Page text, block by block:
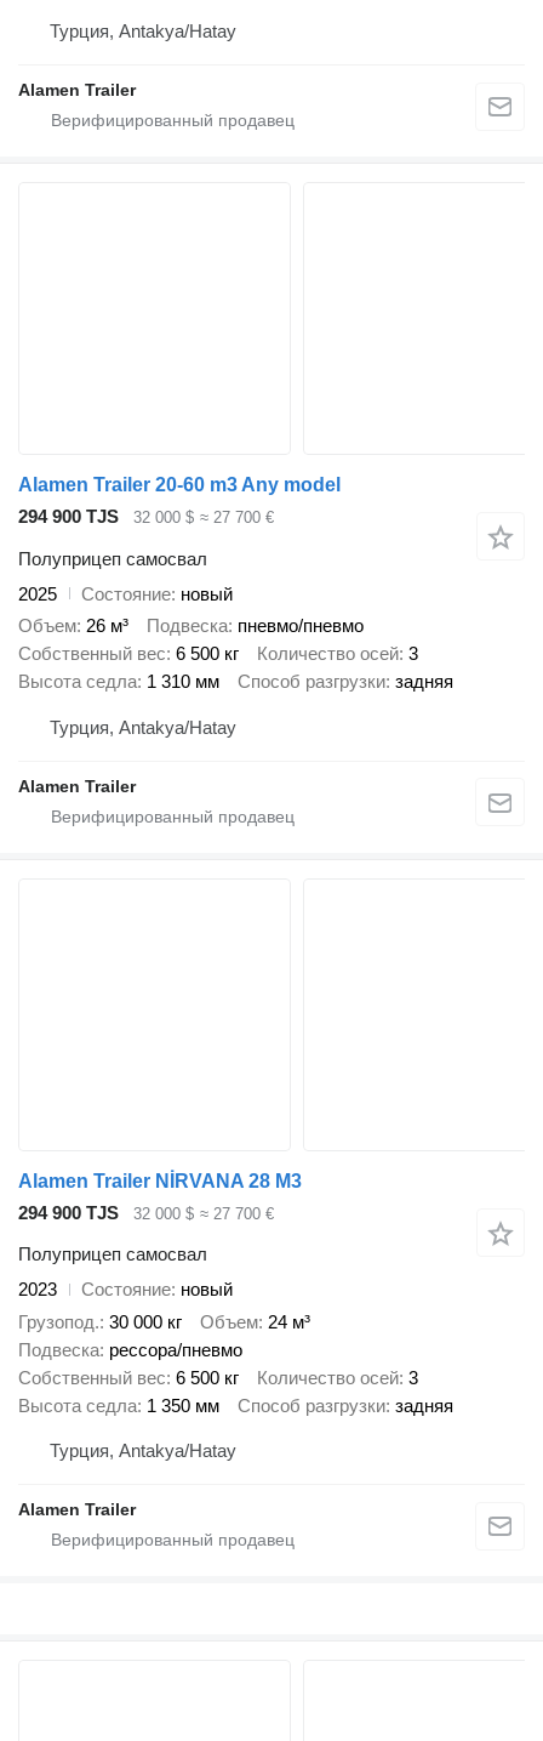
Турция, Antakya/Hatay
Alamen Trailer
Alamen Trailer 20-60 m3 Any model
294 900 TJS
32 000 $ ≈ 27 700 €
Полуприцеп самосвал
2025
Состояние новый
Объем 26 м³ Подвеска пневмо/пневмо
Собственный вес 6 500 кг Количество осей 3
Высота седла 1 310 мм Способ разгрузки задняя
Турция, Antakya/Hatay
Alamen Trailer
Alamen Trailer NİRVANA 28 M3
294 900 TJS
32 000 $ ≈ 27 700 €
Полуприцеп самосвал
2023
Состояние новый
Грузопод. 30 000 кг Объем 24 м³
Подвеска рессора/пневмо
Собственный вес 6 500 кг Количество осей 3
Высота седла 1 350 мм Способ разгрузки задняя
Турция, Antakya/Hatay
Alamen Trailer